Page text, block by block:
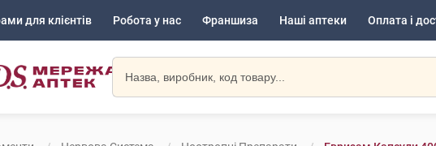
для клієнтів Робота у нас Франшиза Наші аптеки Оплата і